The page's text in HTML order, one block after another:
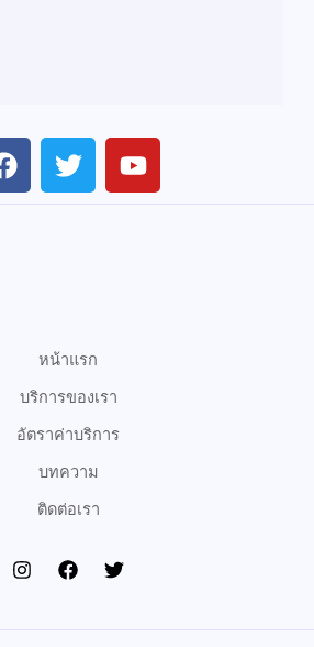
F
a
c
T
w
i
Y
o
u
หน้าแรก
บริการของเรา
อัตราค่าบริการ
บทความ
ติดต่อเรา